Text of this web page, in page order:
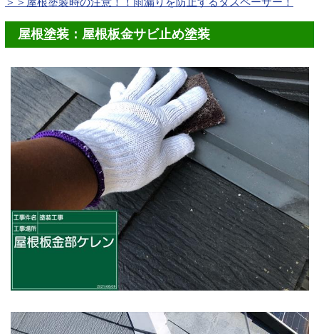
屋根塗装：屋根板金サビ止め塗装